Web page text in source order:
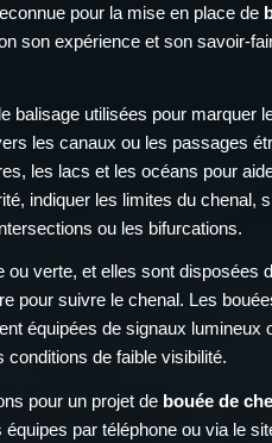
pour la mise en place de
son expérience et son savoir-
balisage utilisées pour marquer
les canaux ou les passages
les lacs et les océans pour
indiquer les limites du chenal,
ou les bifurcations.
verte, et elles sont disposées
pour suivre le chenal. Les
équipées de signaux lumineux
de faible visibilité.
pour un projet de bouée de
par téléphone ou via le